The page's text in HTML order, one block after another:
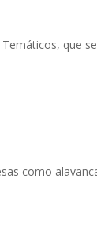
que
como